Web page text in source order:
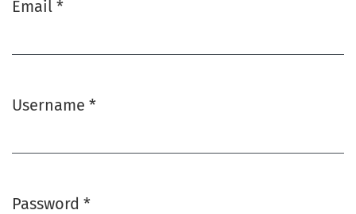
Email *
Username *
Password *